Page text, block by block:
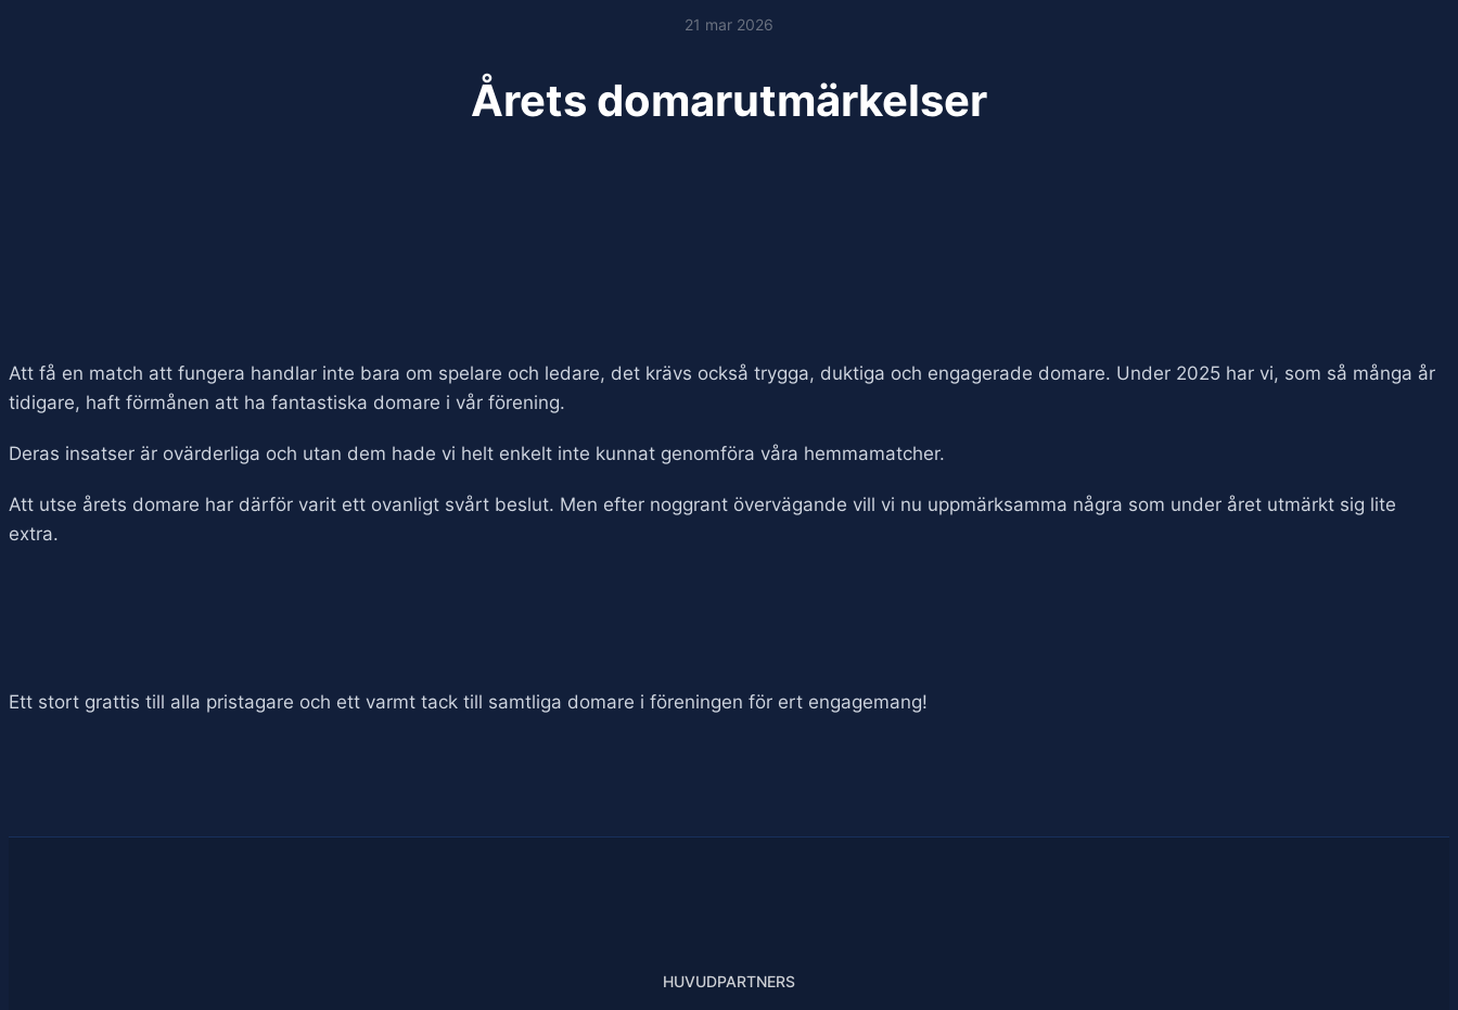
21 mar 2026
Årets domarutmärkelser
Att få en match att fungera handlar inte bara om spelare och ledare, det krävs också trygga, duktiga och engagerade domare. Under 2025 har vi, som så många år
tidigare, haft förmånen att ha fantastiska domare i vår förening.
Deras insatser är ovärderliga och utan dem hade vi helt enkelt inte kunnat genomföra våra hemmamatcher.
Att utse årets domare har därför varit ett ovanligt svårt beslut. Men efter noggrant övervägande vill vi nu uppmärksamma några som under året utmärkt sig lite
extra.
Ett stort grattis till alla pristagare och ett varmt tack till samtliga domare i föreningen för ert engagemang!
HUVUDPARTNERS